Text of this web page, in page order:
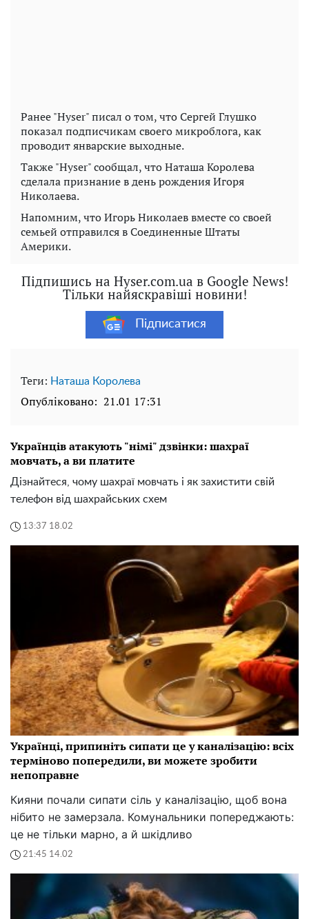
Ранее "Hyser" писал о том, что Сергей Глушко
показал подписчикам своего микроблога, как
проводит январские выходные.
Также "Hyser" сообщал, что Наташа Королева
сделала признание в день рождения Игоря
Николаева.
Напомним, что Игорь Николаев вместе со своей
семьей отправился в Соединенные Штаты
Америки.
Підпишись на Hyser.com.ua в Google News!
Тільки найяскравіші новини!
Підписатися